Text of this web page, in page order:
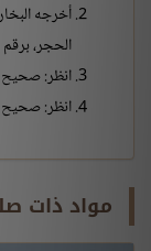
أخرجه
الحجر، برقم
انظر: صحيح البخاري (4/
انظر: صحيح
مواد ذات